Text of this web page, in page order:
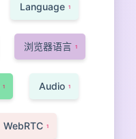
Language 1
浏览器语言 1
1 Audio 1
WebRTC 1